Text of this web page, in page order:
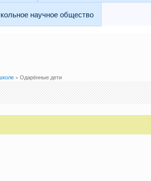
научное общество
» Одарённые дети